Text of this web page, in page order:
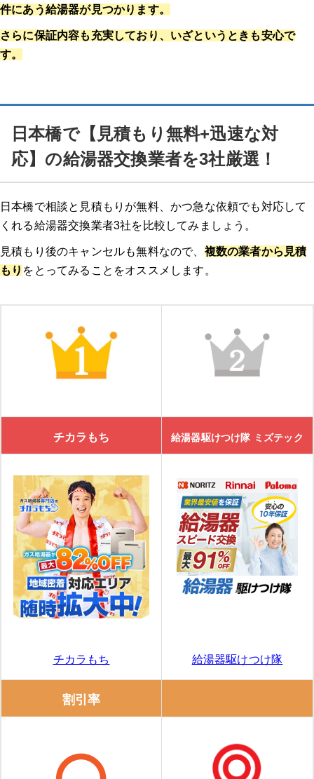
件にあう給湯器が見つかります。
さらに保証内容も充実しており、いざというときも安心で
す。
日本橋で【見積もり無料+迅速な対
応】の給湯器交換業者を3社厳選！
日本橋で相談と見積もりが無料、かつ急な依頼でも対応して
くれる給湯器交換業者3社を比較してみましょう。
見積もり後のキャンセルも無料なので、 複数の業者から見積
もり をとってみることをオススメします。
チカラもち 給湯器駆けつけ隊 ミズテック
チカラもち 給湯器駆けつけ隊
割引率